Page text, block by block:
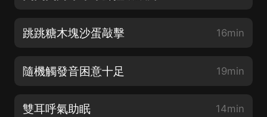
跳跳糖木塊沙蛋敲擊 16min
隨機觸發音困意十足 19min
雙耳呼氣助眠 14min